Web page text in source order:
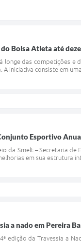
Bolsa Atleta até
longe das competições e
A iniciativa consiste em
Esportivo
da Smelt – Secretaria
em sua estrutura
a nado em Pereira
edição da Travessia a